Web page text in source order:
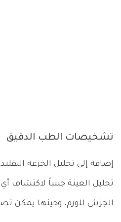
تشخيصات الطب الدقيق
إضافة إلى تحليل الخزعة
تحليل العينة جينياً لاكتشاف
الجزيئي للورم. وحينها يمكن